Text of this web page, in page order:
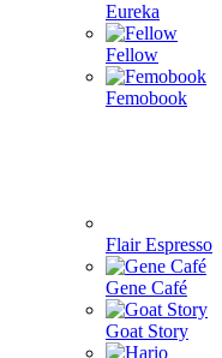
Eureka
Fellow
Femobook
Flair Espresso
Gene Café
Goat Story